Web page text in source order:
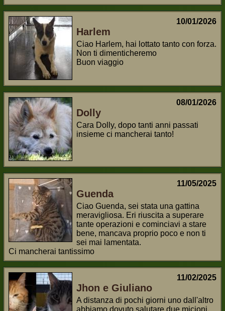
10/01/2026
Harlem
Ciao Harlem, hai lottato tanto con forza.
Non ti dimenticheremo
Buon viaggio
08/01/2026
Dolly
Cara Dolly, dopo tanti anni passati
insieme ci mancherai tanto!
11/05/2025
Guenda
Ciao Guenda, sei stata una gattina
meravigliosa. Eri riuscita a superare
tante operazioni e cominciavi a stare
bene, mancava proprio poco e non ti
sei mai lamentata.
Ci mancherai tantissimo
11/02/2025
Jhon e Giuliano
A distanza di pochi giorni uno dall'altro
abbiamo dovuto salutare due micioni,